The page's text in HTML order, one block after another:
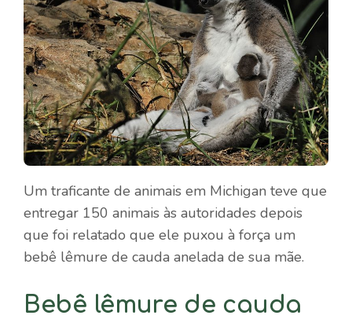
Um traficante de animais em Michigan teve que
entregar 150 animais às autoridades depois
que foi relatado que ele puxou à força um
bebê lêmure de cauda anelada de sua mãe.
Bebê lêmure de cauda